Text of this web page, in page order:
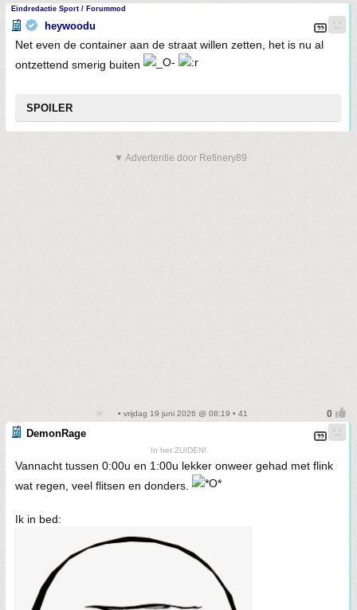
Eindredactie Sport / Forummod
heywoodu
Net even de container aan de straat willen zetten, het is nu al
ontzettend smerig buiten
SPOILER
▼ Advertentie door Refinery89
• vrijdag 19 juni 2026 @ 08:19 • 41
DemonRage
In het ZUIDEN!
Vannacht tussen 0:00u en 1:00u lekker onweer gehad met flink
wat regen, veel flitsen en donders.
Ik in bed: